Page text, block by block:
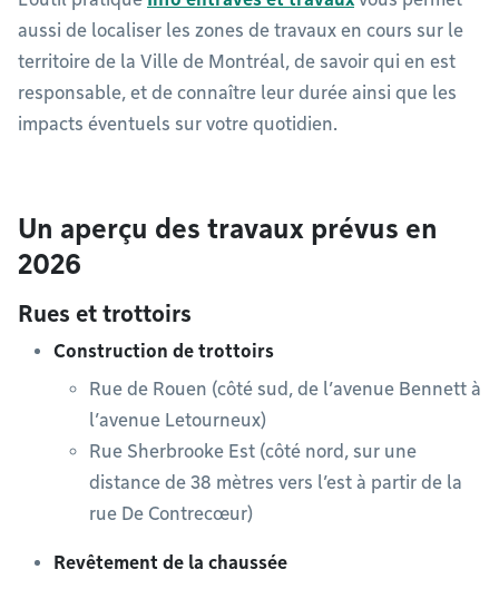
aussi de localiser les zones de travaux en cours sur le
territoire de la Ville de Montréal, de savoir qui en est
responsable, et de connaître leur durée ainsi que les
impacts éventuels sur votre quotidien.
Un aperçu des travaux prévus en
2026
Rues et trottoirs
Construction de trottoirs
Rue de Rouen (côté sud, de l’avenue Bennett à
l’avenue Letourneux)
Rue Sherbrooke Est (côté nord, sur une
distance de 38 mètres vers l’est à partir de la
rue De Contrecœur)
Revêtement de la chaussée